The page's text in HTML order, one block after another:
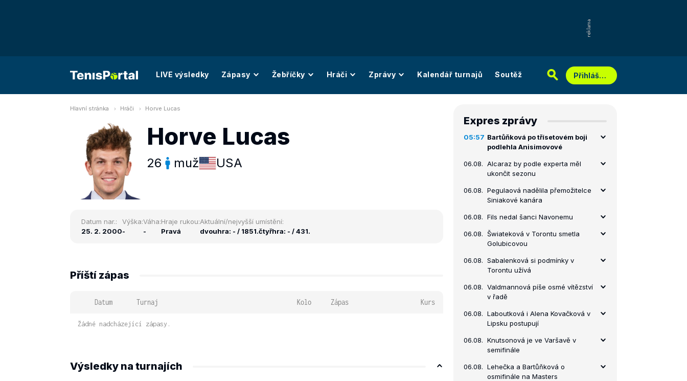
LIVE výsledky Zápasy Žebříčky Hráči Zprávy Kalendář turnajů Soutěž Přihlášení
Hlavní stránka Hráči Horve Lucas
Horve Lucas
26 muž USA
Datum nar.:
25. 2. 2000
Výška:
-
Váha:
-
Hraje rukou:
Pravá
Aktuální/nejvyšší umístění:
dvouhra: - / 1851.čtyřhra: - / 431.
Příští zápas
Datum Turnaj Kolo Zápas Kurs
Žádné nadcházející zápasy.
Výsledky na turnajích
Expres zprávy
05:57 Bartůňková po třísetovém boji
podlehla Anisimovové
06.08. Alcaraz by podle experta měl
ukončit sezonu
06.08. Pegulaová nadělila přemožitelce
Siniakové kanára
06.08. Fils nedal šanci Navonemu
06.08. Šwiateková v Torontu smetla
Golubicovou
06.08. Sabalenková si podmínky v
Torontu užívá
06.08. Valdmannová píše osmé vítězství
v řadě
06.08. Laboutková i Alena Kovačková v
Lipsku postupují
06.08. Knutsonová je ve Varšavě v
semifinále
06.08. Lehečka a Bartůňková o
osmifinále na Masters